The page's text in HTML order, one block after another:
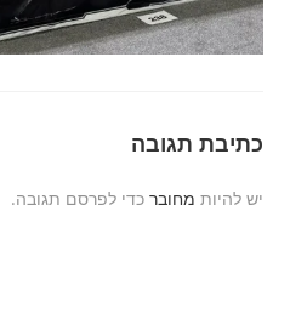
כתיבת תגובה
יש להיות מחובר כדי לפרסם תגובה.